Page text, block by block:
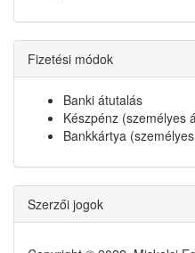
Fizetési módok
Banki átutalás
Készpénz (személyes
Bankkártya
Szerzői jogok